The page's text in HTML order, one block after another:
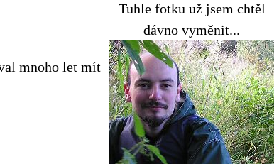
Tuhle fotku už jsem chtěl
dávno vyměnit...
mnoho let mít